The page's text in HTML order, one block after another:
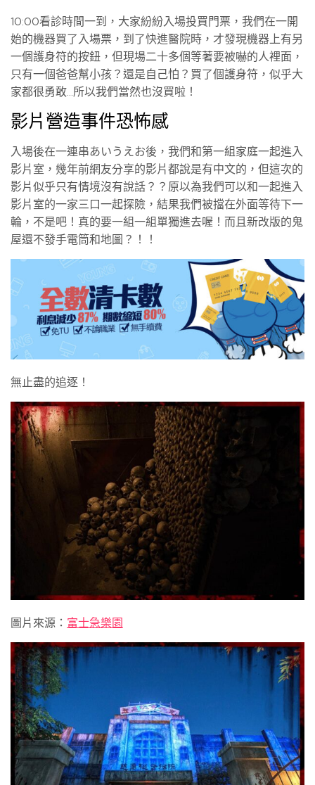
10:00看診時間一到，大家紛紛入場投買門票，我們在一開
始的機器買了入場票，到了快進醫院時，才發現機器上有另
一個護身符的按鈕，但現場二十多個等著要被嚇的人裡面，
只有一個爸爸幫小孩？還是自己怕？買了個護身符，似乎大
家都很勇敢…所以我們當然也沒買啦！
影片營造事件恐怖感
入場後在一連串あいうえお後，我們和第一組家庭一起進入
影片室，幾年前網友分享的影片都說是有中文的，但這次的
影片似乎只有情境沒有說話？？原以為我們可以和一起進入
影片室的一家三口一起探險，結果我們被擋在外面等待下一
輪，不是吧！真的要一組一組單獨進去喔！而且新改版的鬼
屋還不發手電筒和地圖？！！
無止盡的追逐！
圖片來源： 富士急樂園